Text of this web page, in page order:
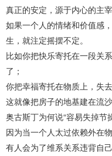
真正的安定，源于内心的主宰
如果一个人的情绪和价值感
生，就注定摇摆不定。
比如你把快乐寄托在一段关
了；
你把幸福寄托在物质上，失
这就像把房子的地基建在流
奥古斯丁为何说“容易失掉节
因为当一个人太过依赖外在
有人会为了维系关系违背自